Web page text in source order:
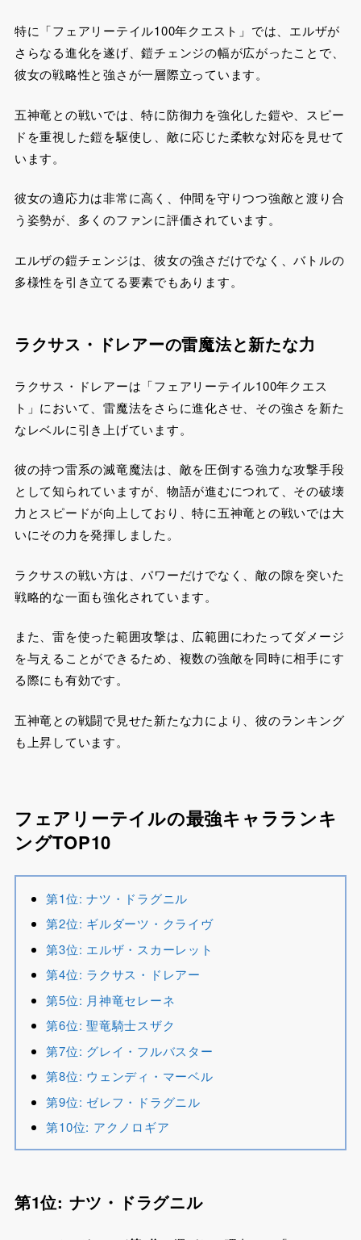
特に「フェアリーテイル100年クエスト」では、エルザが
さらなる進化を遂げ、鎧チェンジの幅が広がったことで、
彼女の戦略性と強さが一層際立っています。
五神竜との戦いでは、特に防御力を強化した鎧や、スピー
ドを重視した鎧を駆使し、敵に応じた柔軟な対応を見せて
います。
彼女の適応力は非常に高く、仲間を守りつつ強敵と渡り合
う姿勢が、多くのファンに評価されています。
エルザの鎧チェンジは、彼女の強さだけでなく、バトルの
多様性を引き立てる要素でもあります。
ラクサス・ドレアーの雷魔法と新たな力
ラクサス・ドレアーは「フェアリーテイル100年クエス
ト」において、雷魔法をさらに進化させ、その強さを新た
なレベルに引き上げています。
彼の持つ雷系の滅竜魔法は、敵を圧倒する強力な攻撃手段
として知られていますが、物語が進むにつれて、その破壊
力とスピードが向上しており、特に五神竜との戦いでは大
いにその力を発揮しました。
ラクサスの戦い方は、パワーだけでなく、敵の隙を突いた
戦略的な一面も強化されています。
また、雷を使った範囲攻撃は、広範囲にわたってダメージ
を与えることができるため、複数の強敵を同時に相手にす
る際にも有効です。
五神竜との戦闘で見せた新たな力により、彼のランキング
も上昇しています。
フェアリーテイルの最強キャラランキ
ングTOP10
第1位: ナツ・ドラグニル
第2位: ギルダーツ・クライヴ
第3位: エルザ・スカーレット
第4位: ラクサス・ドレアー
第5位: 月神竜セレーネ
第6位: 聖竜騎士スザク
第7位: グレイ・フルバスター
第8位: ウェンディ・マーベル
第9位: ゼレフ・ドラグニル
第10位: アクノロギア
第1位: ナツ・ドラグニル